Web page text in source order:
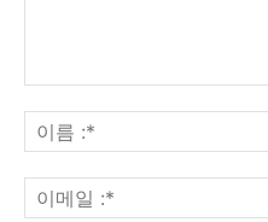
견
: